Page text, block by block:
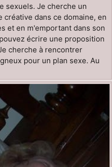
sexuels. Je cherche un
créative dans ce domaine, en
et en m'emportant dans son
écrire une proposition
cherche à rencontrer
pour un plan sexe. Au